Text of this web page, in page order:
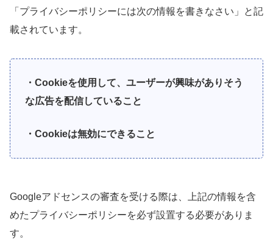
「プライバシーポリシーには次の情報を書きなさい」と記
載されています。
・Cookieを使用して、ユーザーが興味がありそう
な広告を配信していること
・Cookieは無効にできること
Googleアドセンスの審査を受ける際は、上記の情報を含
めたプライバシーポリシーを必ず設置する必要がありま
す。